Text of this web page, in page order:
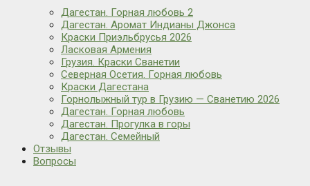
Дагестан. Горная любовь 2
Дагестан. Аромат Индианы Джонса
Краски Приэльбрусья 2026
Ласковая Армения
Грузия. Краски Сванетии
Северная Осетия. Горная любовь
Краски Дагестана
Горнолыжный тур в Грузию — Сванетию 2026
Дагестан. Горная любовь
Дагестан. Прогулка в горы
Дагестан. Семейный
Отзывы
Вопросы